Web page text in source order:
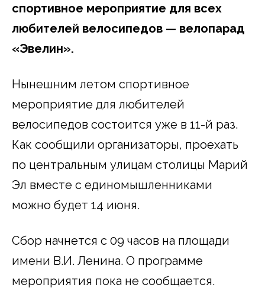
спортивное мероприятие для всех
любителей велосипедов — велопарад
«Эвелин».
Нынешним летом спортивное
мероприятие для любителей
велосипедов состоится уже в 11-й раз.
Как сообщили организаторы, проехать
по центральным улицам столицы Марий
Эл вместе с единомышленниками
можно будет 14 июня.
Сбор начнется с 09 часов на площади
имени В.И. Ленина. О программе
мероприятия пока не сообщается.